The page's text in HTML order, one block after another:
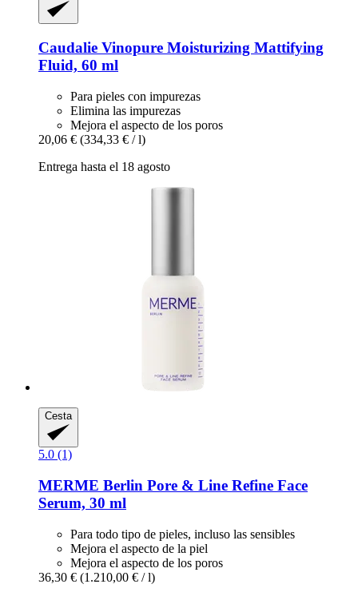
Caudalie Vinopure Moisturizing Mattifying
Fluid, 60 ml
Para pieles con impurezas
Elimina las impurezas
Mejora el aspecto de los poros
20,06 € (334,33 € / l)
Entrega hasta el 18 agosto
Cesta
5.0 (1)
MERME Berlin Pore & Line Refine Face
Serum, 30 ml
Para todo tipo de pieles, incluso las sensibles
Mejora el aspecto de la piel
Mejora el aspecto de los poros
36,30 € (1.210,00 € / l)